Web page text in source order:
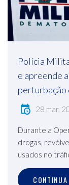
Polícia
e apreende
perturbação
28 mar,
Durante a
drogas,
usados no